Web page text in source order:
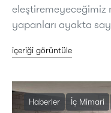
eleştiremeyeceğimiz
yapanları ayakta
içeriği görüntüle
Haberler İç Mimari